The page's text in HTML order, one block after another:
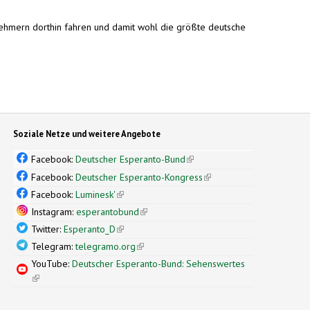
dorthin fahren und damit wohl die größte deutsche
Soziale Netze und weitere Angebote
Facebook:Deutscher Esperanto-Bund(link is external)
Facebook:Deutscher Esperanto-Kongress(link is external)
Facebook:Luminesk'(link is external)
Instagram:esperantobund(link is external)
Twitter:Esperanto_D(link is external)
Telegram:telegramo.org(link is external)
YouTube:Deutscher Esperanto-Bund: Sehenswertes
(link is external)